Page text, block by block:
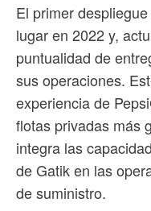
El primer
lugar en 2022 y,
puntualidad de
sus operaciones.
experiencia de
flotas privadas más
integra las
de Gatik en las
de suministro.